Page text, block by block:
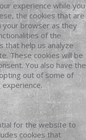
experience while you
the cookies that are
your browser as they
of the
that help us analyze
These cookies will be
You also have the
out of some of
for the website to
cookies that